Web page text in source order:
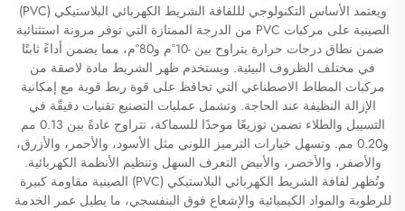
ويعتمد الأساس التكنولوجي لللفافة الشريط الكهربائي البلاستيكي (PVC)
الصينية على مركبات PVC من الدرجة الممتازة التي توفر مرونة استثنائية
ضمن نطاق درجات حرارة يتراوح بين -10°م و80°م، مما يضمن أداءً ثابتًا
في مختلف الظروف البيئية. ويستخدم ظهر الشريط مادة لاصقة من
مركبات المطاط الاصطناعي التي تحافظ على قوة ربط قوية مع إمكانية
الإزالة النظيفة عند الحاجة. وتشمل عمليات التصنيع تقنيات دقيقّة في
التسييل والطلاء تضمن توزيعًا موحدًا للسماكة، تتراوح عادةً بين 0.13 مم
و0.20 مم. وتسهل خيارات الترميز اللوني مثل الأسود، والأحمر، والأزرق،
والأصفر، والأخضر، والأبيض التعرف السهل وتنظيم الأنظمة الكهربائية.
وتُظهر لفافة الشريط الكهربائي البلاستيكي (PVC) الصينية مقاومة كبيرة
للرطوبة والمواد الكيميائية والإشعاع فوق البنفسجي، ما يطيل عمر الخدمة